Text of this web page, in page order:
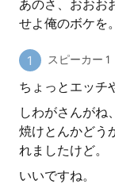
あのさ、おおお
せよ俺のボケを。
スピーカー 1
ちょっとエッチ
しわがさんがね
焼けとんかどう
れましたけど。
いいですね。